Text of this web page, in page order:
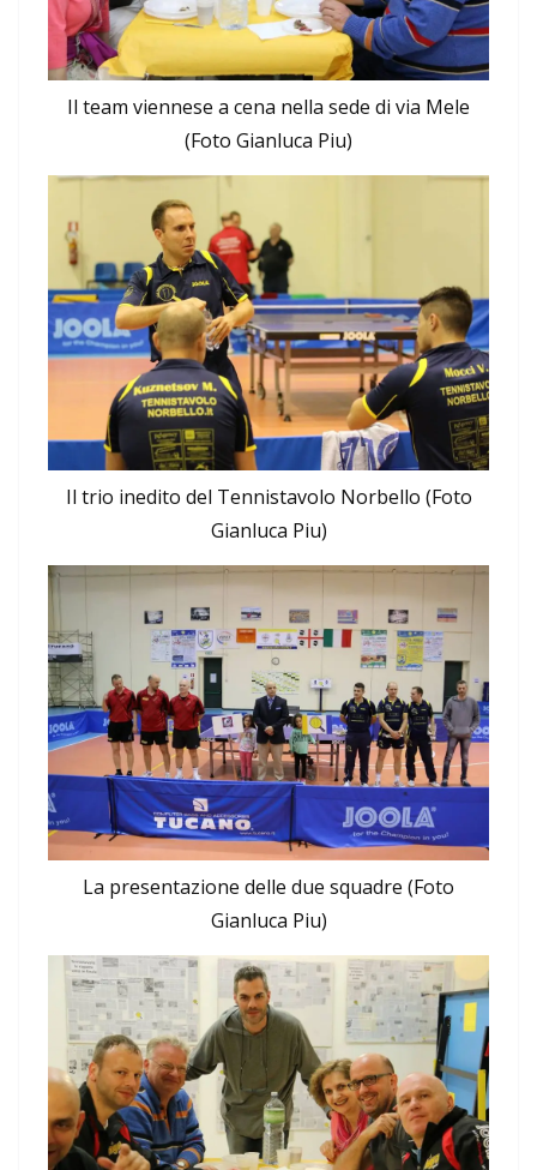
Il team viennese a cena nella sede di via Mele
(Foto Gianluca Piu)
Il trio inedito del Tennistavolo Norbello (Foto
Gianluca Piu)
La presentazione delle due squadre (Foto
Gianluca Piu)